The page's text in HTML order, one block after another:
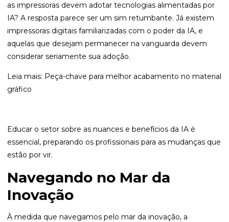
as impressoras devem adotar tecnologias alimentadas por
IA? A resposta parece ser um sim retumbante. Já existem
impressoras digitais familiarizadas com o poder da IA, e
aquelas que desejam permanecer na vanguarda devem
considerar seriamente sua adoção.
Leia mais: Peça-chave para melhor acabamento no material
gráfico
Educar o setor sobre as nuances e benefícios da IA é
essencial, preparando os profissionais para as mudanças que
estão por vir.
Navegando no Mar da
Inovação
À medida que navegamos pelo mar da inovação, a